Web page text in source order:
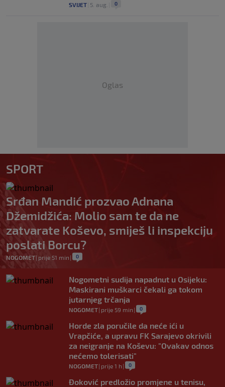
SVIJET 5. aug. 0
Oglas
SPORT
Srđan Mandić prozvao Adnana
Džemidžića: Molio sam te da ne
zatvarate Koševo, smiješ li inspekciju
poslati Borcu?
NOGOMET| prije 51 min | 0
Nogometni sudija napadnut u Osijeku:
Maskirani muškarci čekali ga tokom
jutarnjeg trčanja
NOGOMET| prije 59 min | 0
Horde zla poručile da neće ići u
Vrapčiće, a upravu FK Sarajevo okrivili
za neigranje na Koševu: "Ovakav odnos
nećemo tolerisati"
NOGOMET| prije 1 h | 0
Đoković predložio promjene u tenisu,